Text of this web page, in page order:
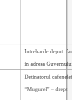
Intrebarile deput.
in adresa
Detinatorul
“Mugurel” – drept